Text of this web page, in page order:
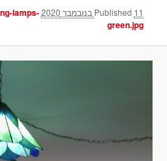
Published 11 בנובמבר 2020 at
lamps-
green.jpg